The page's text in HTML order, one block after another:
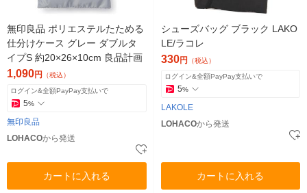
無印良品 ポリエステルたためる
仕分けケース グレー ダブルタ
イプS 約20×26×10cm 良品計画
1,090円 （税込）
ログイン&全額PayPay支払いで
5%
無印良品
LOHACOから発送
カートに入れる
シューズバッグ ブラック LAKO
LE/ラコレ
330円 （税込）
ログイン&全額PayPay支払いで
5%
LAKOLE
LOHACOから発送
カートに入れる